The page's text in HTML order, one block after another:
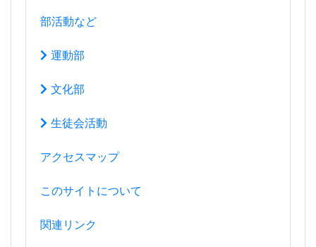
部活動など
運動部
文化部
生徒会活動
アクセスマップ
このサイトについて
関連リンク